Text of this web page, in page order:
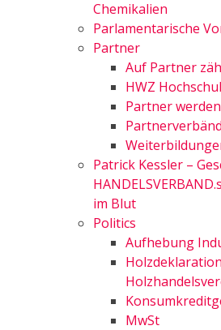
Chemikalien
Parlamentarische
Partner
Auf Partner
HWZ
Partner werden
Patrick Kessler –
im Blut
Politics
Aufhebung
MwSt